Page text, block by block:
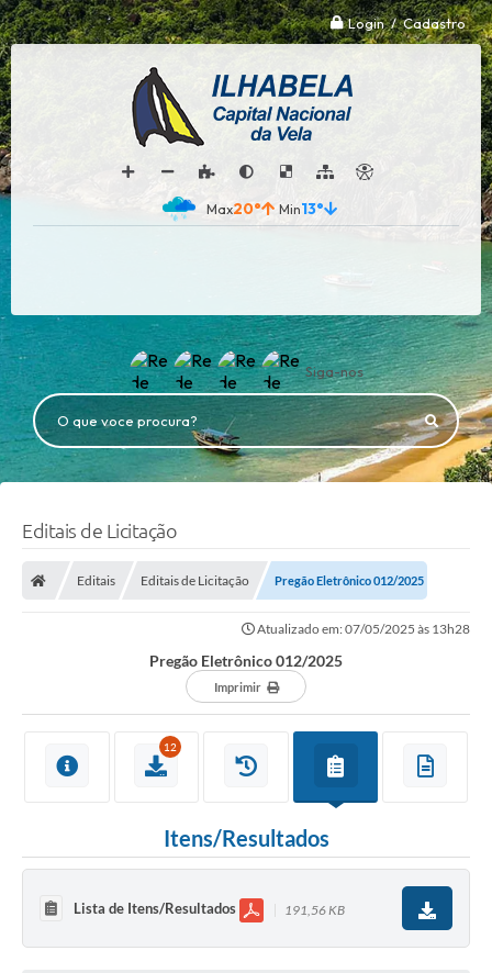
Login / Cadastro
20° 13°
Siga-nos
O que voce procura?
Editais de Licitação
Editais Editais de Licitação Pregão Eletrônico 012/2025
Atualizado em: 07/05/2025 às 13h28
Pregão Eletrônico 012/2025
Imprimir
12
Itens/Resultados
Lista de Itens/Resultados 191,56 KB